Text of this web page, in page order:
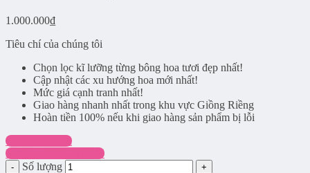
1.000.000₫
Tiêu chí của chúng tôi
Chọn lọc kĩ lưỡng từng bông hoa tươi đẹp nhất!
Cập nhật các xu hướng hoa mới nhất!
Mức giá cạnh tranh nhất!
Giao hàng nhanh nhất trong khu vực Giồng Riềng
Hoàn tiền 100% nếu khi giao hàng sản phẩm bị lỗi
Chat Facebook
Hotline: 0916.337.745
Số lượng